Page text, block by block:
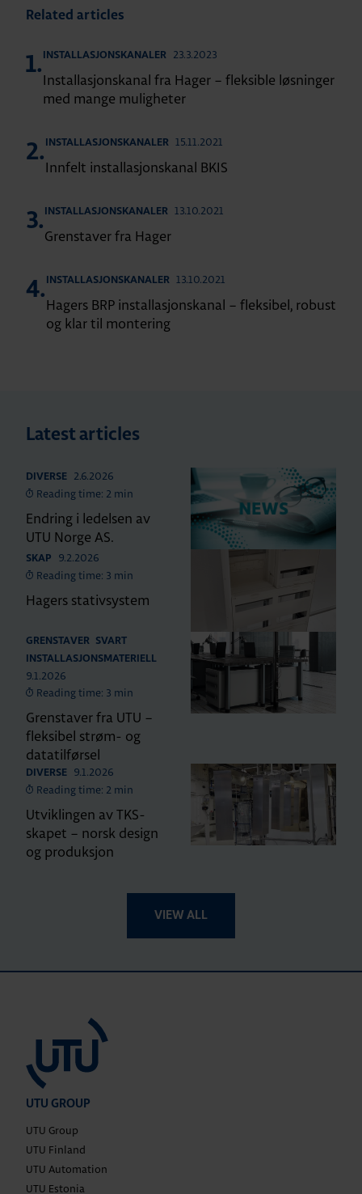
Related articles
1. INSTALLASJONSKANALER 23.3.2023
Installasjonskanal fra Hager – fleksible løsninger
med mange muligheter
2. INSTALLASJONSKANALER 15.11.2021
Innfelt installasjonskanal BKIS
3. INSTALLASJONSKANALER 13.10.2021
Grenstaver fra Hager
4. INSTALLASJONSKANALER 13.10.2021
Hagers BRP installasjonskanal – fleksibel, robust
og klar til montering
Latest articles
DIVERSE
2.6.2026
Reading time: 2 min
Endring i ledelsen av
UTU Norge AS.
SKAP
9.2.2026
Reading time: 3 min
Hagers stativsystem
GRENSTAVER
SVART
INSTALLASJONSMATERIELL
9.1.2026
Reading time: 3 min
Grenstaver fra UTU –
fleksibel strøm- og
datatilførsel
DIVERSE
9.1.2026
Reading time: 2 min
Utviklingen av TKS-
skapet – norsk design
og produksjon
VIEW ALL
UTU GROUP
UTU Group
UTU Finland
UTU Automation
UTU Estonia